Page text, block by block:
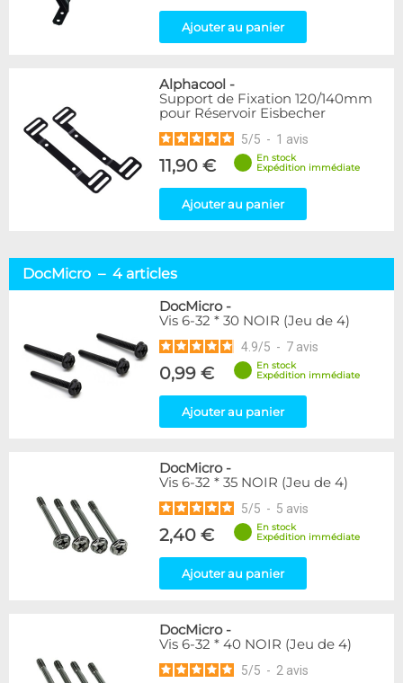
Ajouter au panier
Alphacool -
Support de Fixation 120/140mm
pour Réservoir Eisbecher
5/5 - 1 avis
11,90 €
En stock
Expédition immédiate
Ajouter au panier
DocMicro – 4 articles
DocMicro-
Vis 6-32 * 30 NOIR (Jeu de 4)
4.9/5 - 7 avis
0,99 €
En stock
Expédition immédiate
Ajouter au panier
DocMicro-
Vis 6-32 * 35 NOIR (Jeu de 4)
5/5 - 5 avis
2,40 €
En stock
Expédition immédiate
Ajouter au panier
DocMicro-
Vis 6-32 * 40 NOIR (Jeu de 4)
5/5 - 2 avis